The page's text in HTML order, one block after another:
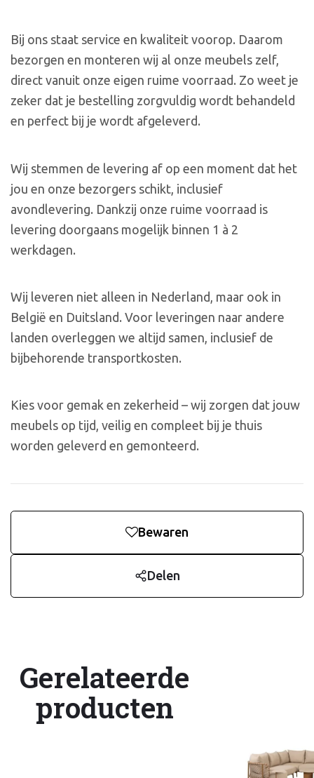
Bij ons staat service en kwaliteit voorop. Daarom
bezorgen en monteren wij al onze meubels zelf,
direct vanuit onze eigen ruime voorraad. Zo weet je
zeker dat je bestelling zorgvuldig wordt behandeld
en perfect bij je wordt afgeleverd.
Wij stemmen de levering af op een moment dat het
jou en onze bezorgers schikt, inclusief
avondlevering. Dankzij onze ruime voorraad is
levering doorgaans mogelijk binnen 1 à 2
werkdagen.
Wij leveren niet alleen in Nederland, maar ook in
België en Duitsland. Voor leveringen naar andere
landen overleggen we altijd samen, inclusief de
bijbehorende transportkosten.
Kies voor gemak en zekerheid – wij zorgen dat jouw
meubels op tijd, veilig en compleet bij je thuis
worden geleverd en gemonteerd.
Bewaren
Delen
Gerelateerde
producten